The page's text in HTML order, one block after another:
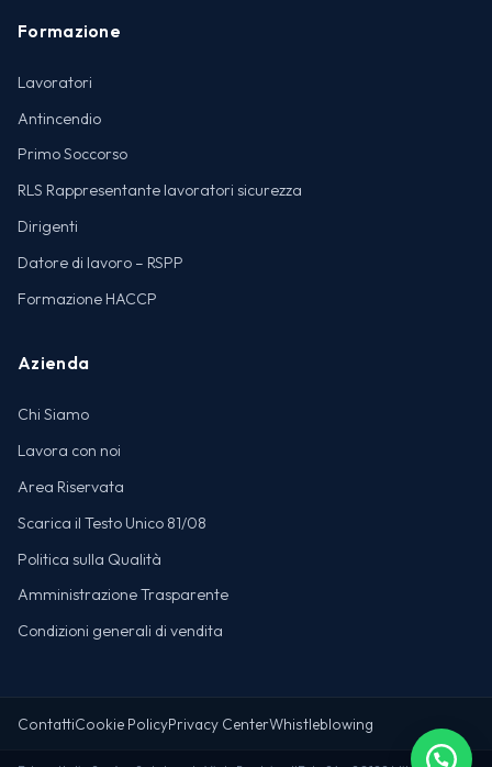
Formazione
Lavoratori
Antincendio
Primo Soccorso
RLS Rappresentante lavoratori sicurezza
Dirigenti
Datore di lavoro – RSPP
Formazione HACCP
Azienda
Chi Siamo
Lavora con noi
Area Riservata
Scarica il Testo Unico 81/08
Politica sulla Qualità
Amministrazione Trasparente
Condizioni generali di vendita
ContattiCookie PolicyPrivacy CenterWhistleblowing